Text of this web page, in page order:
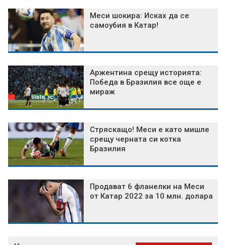
Меси шокира: Исках да се
самоубия в Катар!
Аржентина срещу историята:
Победа в Бразилия все още е
мираж
Стряскащо! Меси е като мишле
срещу черната си котка
Бразилия
Продават 6 фланелки на Меси
от Катар 2022 за 10 млн. долара